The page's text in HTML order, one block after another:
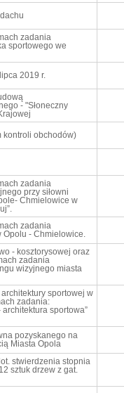
zadania
sportowego we
2019 r.
- "Słoneczny
kontroli obchodów)
zadania
przy siłowni
Chmielowice w
zadania
Opolu - Chmielowice.
- kosztorysowej oraz
zadania
wizyjnego miasta
sportowej w
zadania:
sportowa”
pozyskanego na
Miasta Opola
stwierdzenia stopnia
sztuk drzew z gat.